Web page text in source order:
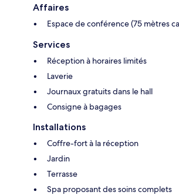
Affaires
Espace de conférence (75 mètres
Services
Réception à horaires limités
Laverie
Journaux gratuits dans le hall
Consigne à bagages
Installations
Coffre-fort à la réception
Jardin
Terrasse
Spa proposant des soins complets